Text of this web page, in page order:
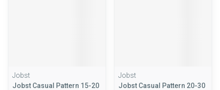
Jobst
Jobst Casual Pattern 15-20
Jobst
Jobst Casual Pattern 20-30